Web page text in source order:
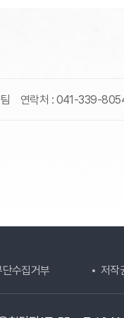
연락처 : 041-339-
수집거부 저작